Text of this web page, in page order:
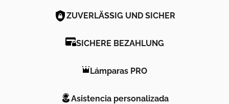
ZUVERLÄSSIG UND SICHER
SICHERE BEZAHLUNG
Lámparas PRO
Asistencia personalizada